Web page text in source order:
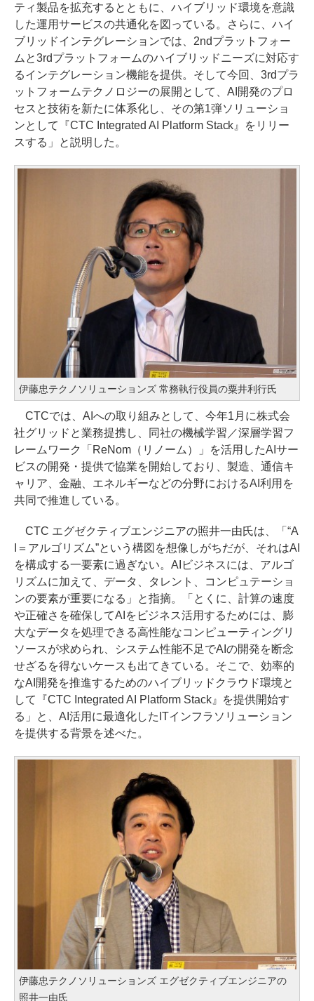
ティ製品を拡充するとともに、ハイブリッド環境を意識
した運用サービスの共通化を図っている。さらに、ハイ
ブリッドインテグレーションでは、2ndプラットフォー
ムと3rdプラットフォームのハイブリッドニーズに対応す
るインテグレーション機能を提供。そして今回、3rdプラ
ットフォームテクノロジーの展開として、AI開発のプロ
セスと技術を新たに体系化し、その第1弾ソリューショ
ンとして『CTC Integrated AI Platform Stack』をリリー
スする」と説明した。
伊藤忠テクノソリューションズ 常務執行役員の粟井利行氏
CTCでは、AIへの取り組みとして、今年1月に株式会
社グリッドと業務提携し、同社の機械学習／深層学習フ
レームワーク「ReNom（リノーム）」を活用したAIサー
ビスの開発・提供で協業を開始しており、製造、通信キ
ャリア、金融、エネルギーなどの分野におけるAI利用を
共同で推進している。
CTC エグゼクティブエンジニアの照井一由氏は、「“A
I＝アルゴリズム”という構図を想像しがちだが、それはAI
を構成する一要素に過ぎない。AIビジネスには、アルゴ
リズムに加えて、データ、タレント、コンピュテーショ
ンの要素が重要になる」と指摘。「とくに、計算の速度
や正確さを確保してAIをビジネス活用するためには、膨
大なデータを処理できる高性能なコンピューティングリ
ソースが求められ、システム性能不足でAIの開発を断念
せざるを得ないケースも出てきている。そこで、効率的
なAI開発を推進するためのハイブリッドクラウド環境と
して『CTC Integrated AI Platform Stack』を提供開始す
る」と、AI活用に最適化したITインフラソリューション
を提供する背景を述べた。
伊藤忠テクノソリューションズ エグゼクティブエンジニアの
照井一由氏